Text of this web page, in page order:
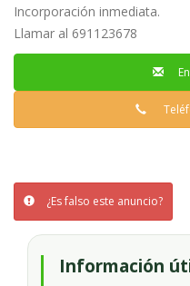
Incorporación inmediata.
Llamar al 691123678
¿Es falso este anuncio?
Información